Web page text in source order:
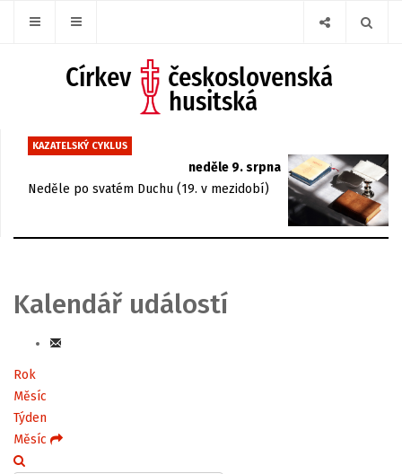
KAZATELSKÝ CYKLUS
neděle 9. srpna
Neděle po svatém Duchu (19. v mezidobí)
Kalendář událostí
Rok
Měsíc
Týden
Měsíc